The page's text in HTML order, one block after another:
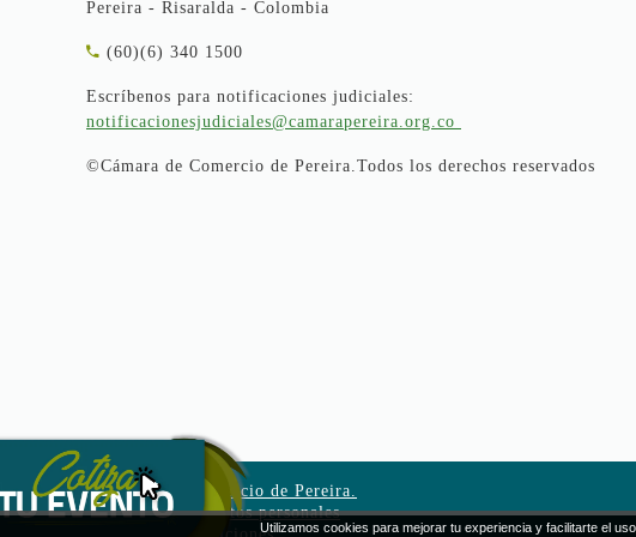
Pereira - Risaralda - Colombia
(60)(6) 340 1500
Escríbenos para notificaciones judiciales:
notificacionesjudiciales@camarapereira.org.co
©Cámara de Comercio de Pereira.Todos los derechos reservados
©Cámara de Comercio de Pereira.
Tratamiento de datos personales
Utilizamos cookies para mejorar tu experiencia y facilitarte el